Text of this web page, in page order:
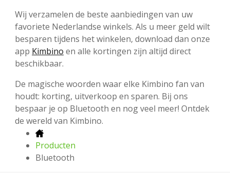
Wij verzamelen de beste aanbiedingen van uw
favoriete Nederlandse winkels. Als u meer geld wilt
besparen tijdens het winkelen, download dan onze
app Kimbino en alle kortingen zijn altijd direct
beschikbaar.
De magische woorden waar elke Kimbino fan van
houdt: korting, uitverkoop en sparen. Bij ons
bespaar je op Bluetooth en nog veel meer! Ontdek
de wereld van Kimbino.
Producten
Bluetooth